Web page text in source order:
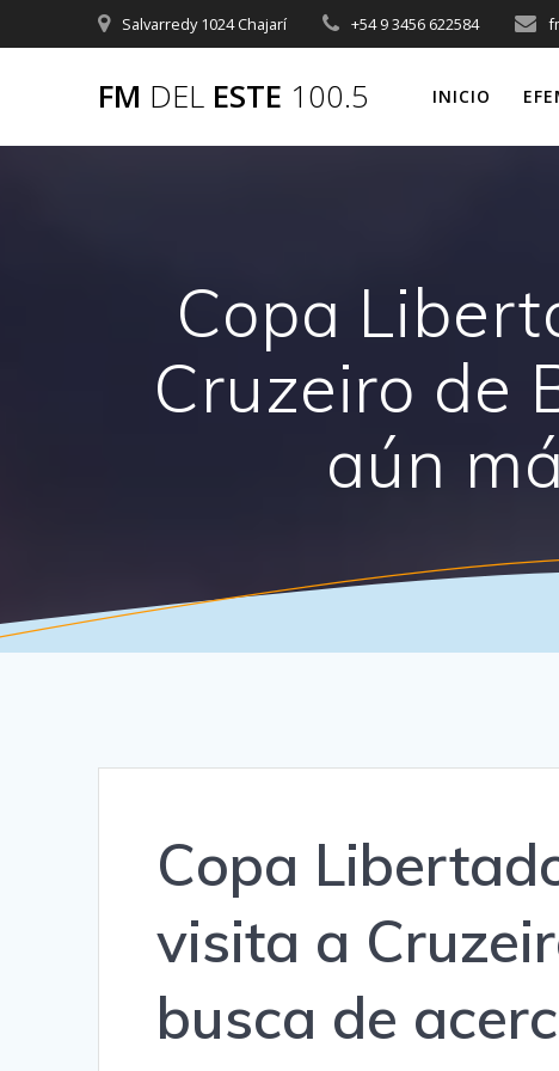
al
Salvarredy 1024 Chajarí +54 9 3456 622584
FM DEL ESTE 100.5 INICIO
Copa
Cruzeiro de
aún
Copa
visita a
busca de